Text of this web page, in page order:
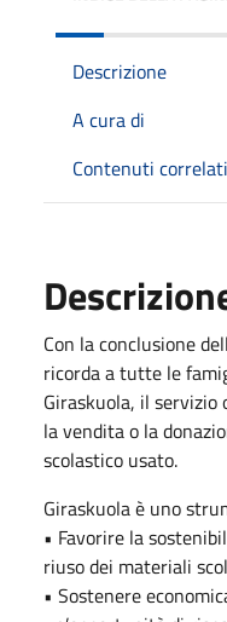
Descrizione
A cura di
Contenuti correlati
Con la conclusione
ricorda a tutte le
Giraskuola, il
la vendita o la
scolastico usato.
Giraskuola è uno
• Favorire la
riuso dei materiali
• Sostenere